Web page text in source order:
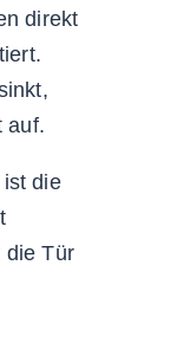
direkt
auf.
die
die Tür